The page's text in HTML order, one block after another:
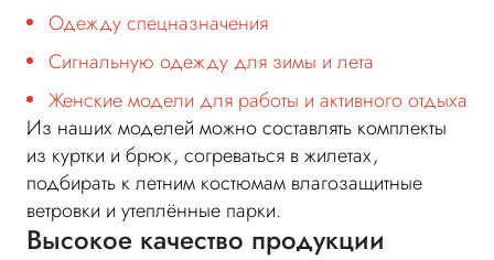
Одежду спецназначения
Сигнальную одежду для зимы и лета
Женские модели для работы и активного отдыха
Из наших моделей можно составлять комплекты
из куртки и брюк, согреваться в жилетах,
подбирать к летним костюмам влагозащитные
ветровки и утеплённые парки.
Высокое качество продукции